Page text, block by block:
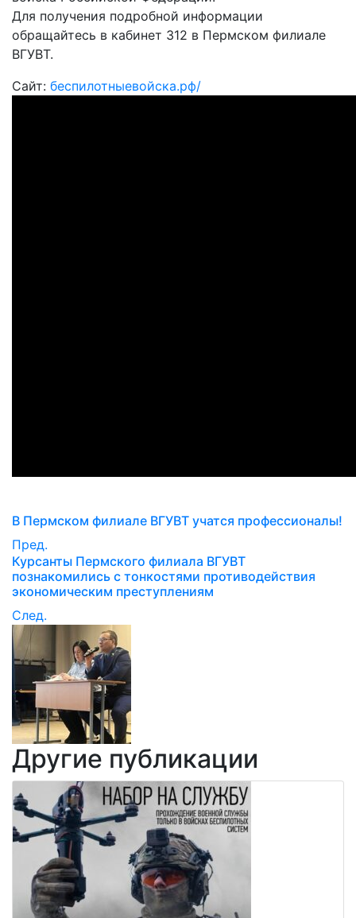
Для получения подробной информации
обращайтесь в кабинет 312 в Пермском филиале
ВГУВТ.
Сайт: беспилотныевойска.рф/
В Пермском филиале ВГУВТ учатся профессионалы!
Пред.
Курсанты Пермского филиала ВГУВТ
познакомились с тонкостями противодействия
экономическим преступлениям
След.
Другие публикации